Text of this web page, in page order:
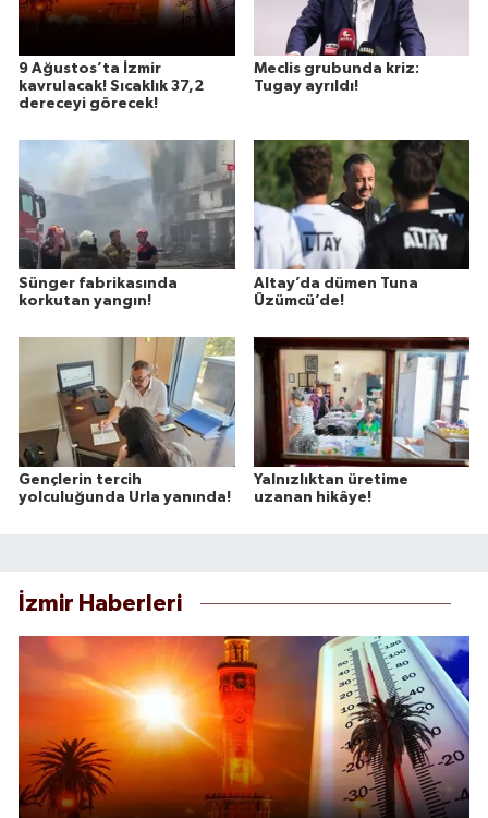
9 Ağustos’ta İzmir
kavrulacak! Sıcaklık 37,2
dereceyi görecek!
Meclis grubunda kriz:
Tugay ayrıldı!
Sünger fabrikasında
korkutan yangın!
Altay’da dümen Tuna
Üzümcü’de!
Gençlerin tercih
yolculuğunda Urla yanında!
Yalnızlıktan üretime
uzanan hikâye!
İzmir Haberleri